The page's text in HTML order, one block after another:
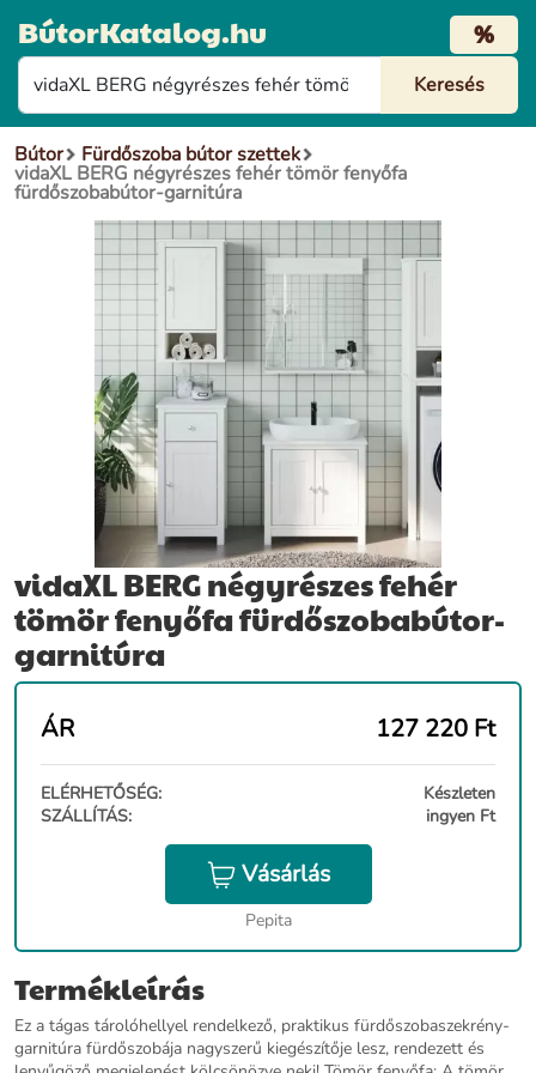
BútorKatalog.hu %
Bútor Fürdőszoba bútor szettek
vidaXL BERG négyrészes fehér tömör fenyőfa
fürdőszobabútor-garnitúra
vidaXL BERG négyrészes fehér
tömör fenyőfa fürdőszobabútor-
garnitúra
ÁR 127 220 Ft
ELÉRHETŐSÉG:
Készleten
SZÁLLÍTÁS:
ingyen Ft
Vásárlás
Pepita
Termékleírás
Ez a tágas tárolóhellyel rendelkező, praktikus fürdőszobaszekrény-
garnitúra fürdőszobája nagyszerű kiegészítője lesz, rendezett és